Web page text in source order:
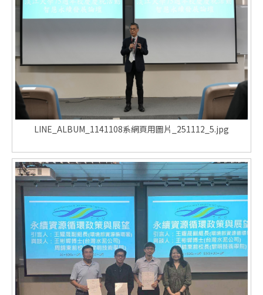
LINE_ALBUM_1141108系網頁用圖片_251112_5.jpg